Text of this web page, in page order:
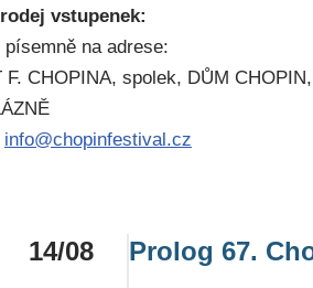
vstupenek:
na adrese:
F. CHOPINA, spolek, DŮM
info@chopinfestival.cz
14/08 Prolog 67.